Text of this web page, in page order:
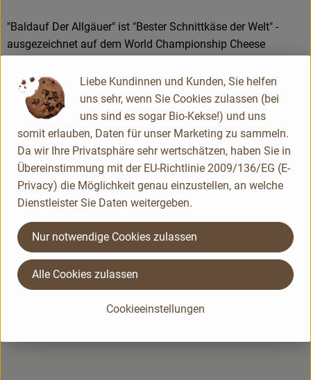
"Baldauf Der Allgäuer" ist "Bester Schnittkäse der Welt" -
ausgezeichnet auf dem World Championship Cheese
Kontrollnummer DE-ÖKO-006
zur WebSite
(Daten von Ecoinform)
Baldauf Käse
Liebe Kundinnen und Kunden, Sie helfen
uns sehr, wenn Sie Cookies zulassen (bei
uns sind es sogar Bio-Kekse!) und uns
somit erlauben, Daten für unser Marketing zu sammeln.
Da wir Ihre Privatsphäre sehr wertschätzen, haben Sie in
Übereinstimmung mit der EU-Richtlinie 2009/136/EG (E-
Privacy) die Möglichkeit genau einzustellen, an welche
Dienstleister Sie Daten weitergeben.
Cookieeinstellungen
Nur notwendige Cookies zulassen
Alle Cookies zulassen